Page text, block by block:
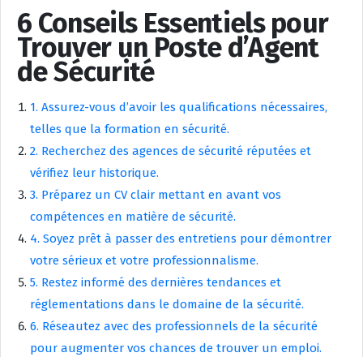
6 Conseils Essentiels pour
Trouver un Poste d’Agent
de Sécurité
1. Assurez-vous d’avoir les qualifications nécessaires,
telles que la formation en sécurité.
2. Recherchez des agences de sécurité réputées et
vérifiez leur historique.
3. Préparez un CV clair mettant en avant vos
compétences en matière de sécurité.
4. Soyez prêt à passer des entretiens pour démontrer
votre sérieux et votre professionnalisme.
5. Restez informé des dernières tendances et
réglementations dans le domaine de la sécurité.
6. Réseautez avec des professionnels de la sécurité
pour augmenter vos chances de trouver un emploi.